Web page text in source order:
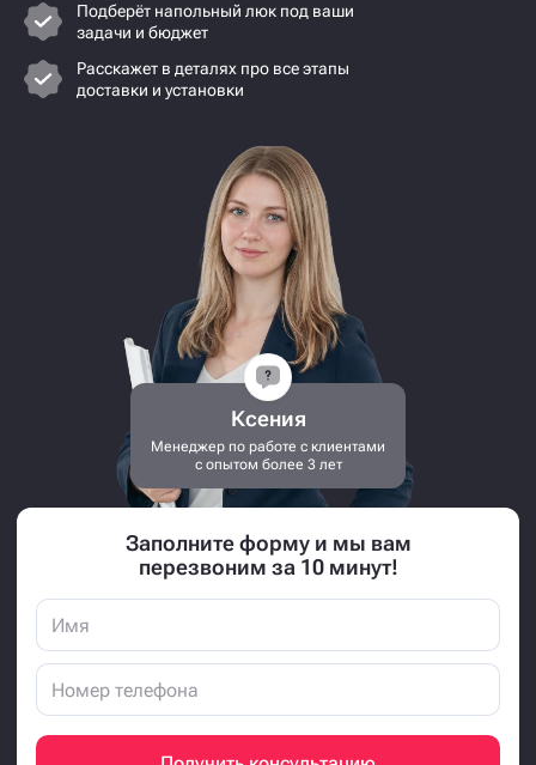
Подберёт напольный люк под ваши
задачи и бюджет
Расскажет в деталях про все этапы
доставки и установки
Ксения
Менеджер по работе с клиентами
с опытом более 3 лет
Заполните форму и мы вам
перезвоним за 10 минут!